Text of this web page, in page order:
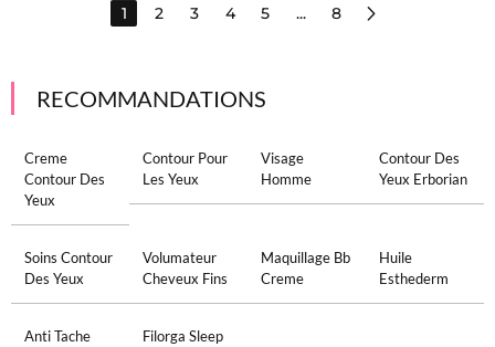
1 2 3 4 5 ... 8
RECOMMANDATIONS
Creme
Contour Des
Yeux
Contour Pour
Les Yeux
Visage
Homme
Contour Des
Yeux Erborian
Soins Contour
Des Yeux
Volumateur
Cheveux Fins
Maquillage Bb
Creme
Huile
Esthederm
Anti Tache
Filorga Sleep